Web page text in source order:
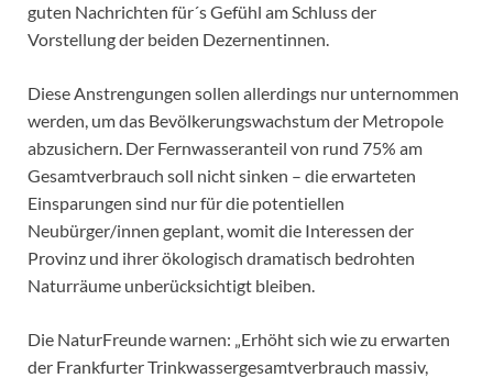
guten Nachrichten für´s Gefühl am Schluss der
Vorstellung der beiden Dezernentinnen.
Diese Anstrengungen sollen allerdings nur unternommen
werden, um das Bevölkerungswachstum der Metropole
abzusichern. Der Fernwasseranteil von rund 75% am
Gesamtverbrauch soll nicht sinken – die erwarteten
Einsparungen sind nur für die potentiellen
Neubürger/innen geplant, womit die Interessen der
Provinz und ihrer ökologisch dramatisch bedrohten
Naturräume unberücksichtigt bleiben.
Die NaturFreunde warnen: „Erhöht sich wie zu erwarten
der Frankfurter Trinkwassergesamtverbrauch massiv,